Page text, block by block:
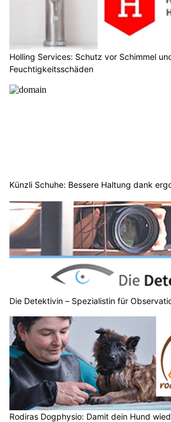
Holling Services: Schutz vor Schimmel
Feuchtigkeitsschäden
Künzli Schuhe: Bessere Haltung dank
Die Detektivin – Spezialistin für
Rodiras Dogphysio: Damit dein Hund